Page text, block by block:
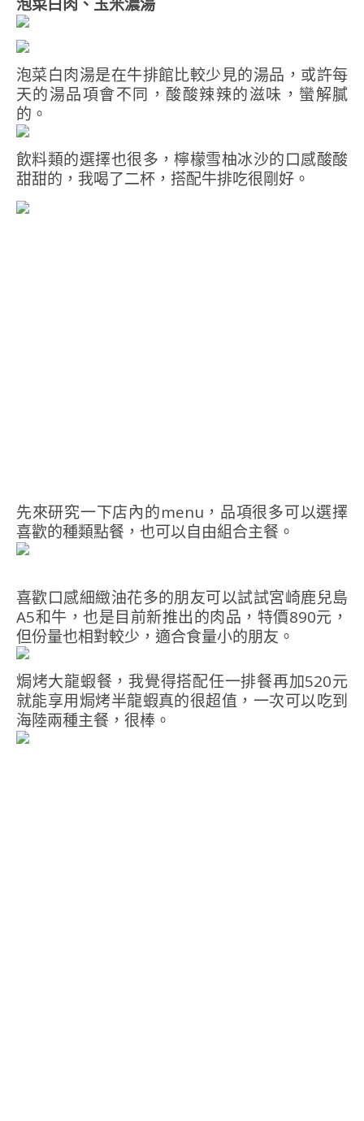
泡菜白肉湯是在牛排館比較少見的湯品，或許每
天的湯品項會不同，酸酸辣辣的滋味，蠻解膩
的。
飲料類的選擇也很多，檸檬雪柚冰沙的口感酸酸
甜甜的，我喝了二杯，搭配牛排吃很剛好。
先來研究一下店內的menu，品項很多可以選擇
喜歡的種類點餐，也可以自由組合主餐。
喜歡口感細緻油花多的朋友可以試試宮崎鹿兒島
A5和牛，也是目前新推出的肉品，特價890元，
但份量也相對較少，適合食量小的朋友。
焗烤大龍蝦餐，我覺得搭配任一排餐再加520元
就能享用焗烤半龍蝦真的很超值，一次可以吃到
海陸兩種主餐，很棒。